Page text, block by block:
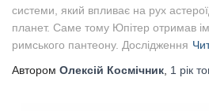
системи, який впливає на рух
планет. Саме тому Юпітер отримав
римського пантеону. Дослідження
Автором Олексій Космічник 1 рік